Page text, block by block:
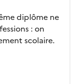
diplôme ne
: on
scolaire.